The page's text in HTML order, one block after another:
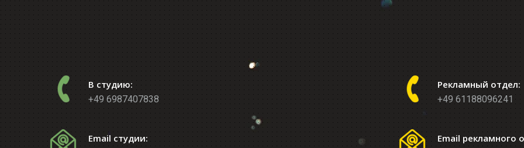
В студию:
+49 6987407838
Email студии:
Рекламный отдел:
+49 61188096241
Email рекламного